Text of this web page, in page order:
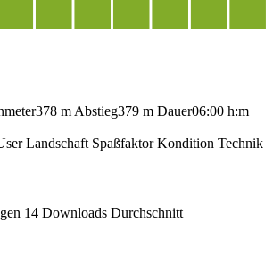
378 m Abstieg379 m Dauer06:00 h:m
Landschaft Spaßfaktor Kondition Technik
14 Downloads Durchschnitt